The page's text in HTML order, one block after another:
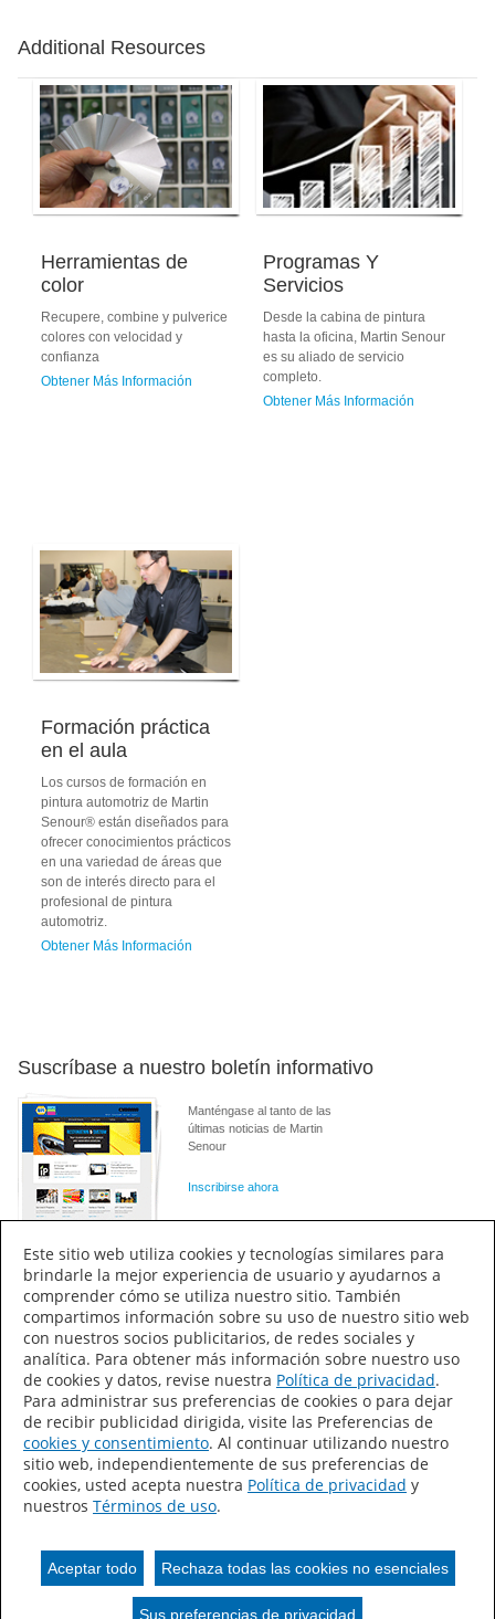
Additional Resources
Herramientas de
color
Recupere, combine y pulverice
colores con velocidad y
confianza
Obtener Más Información
Programas Y
Servicios
Desde la cabina de pintura
hasta la oficina, Martin Senour
es su aliado de servicio
completo.
Obtener Más Información
Formación práctica
en el aula
Los cursos de formación en
pintura automotriz de Martin
Senour® están diseñados para
ofrecer conocimientos prácticos
en una variedad de áreas que
son de interés directo para el
profesional de pintura
automotriz.
Obtener Más Información
Suscríbase a nuestro boletín informativo
Manténgase al tanto de las
últimas noticias de Martin
Senour
Inscribirse ahora
Conectar
Martin Senour
Nuestra empresa
Notas de Prensa
Aviso de privacidad
Este sitio web utiliza cookies y tecnologías similares para
brindarle la mejor experiencia de usuario y ayudarnos a
comprender cómo se utiliza nuestro sitio. También
compartimos información sobre su uso de nuestro sitio web
con nuestros socios publicitarios, de redes sociales y
analítica. Para obtener más información sobre nuestro uso
de cookies y datos, revise nuestra Política de privacidad.
Para administrar sus preferencias de cookies o para dejar
de recibir publicidad dirigida, visite las Preferencias de
cookies y consentimiento. Al continuar utilizando nuestro
sitio web, independientemente de sus preferencias de
cookies, usted acepta nuestra Política de privacidad y
nuestros Términos de uso.
Aceptar todo Rechaza todas las cookies no esenciales
Sus preferencias de privacidad